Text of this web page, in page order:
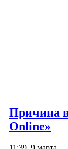
Причина
Online»